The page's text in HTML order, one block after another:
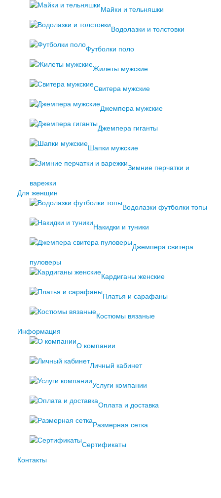
Майки и тельняшки
Водолазки и толстовки
Футболки поло
Жилеты мужские
Свитера мужские
Джемпера мужские
Джемпера гиганты
Шапки мужские
Зимние перчатки и
варежки
Для женщин
Водолазки футболки топы
Накидки и туники
Джемпера свитера
пуловеры
Кардиганы женские
Платья и сарафаны
Костюмы вязаные
Информация
О компании
Личный кабинет
Услуги компании
Оплата и доставка
Размерная сетка
Сертификаты
Контакты